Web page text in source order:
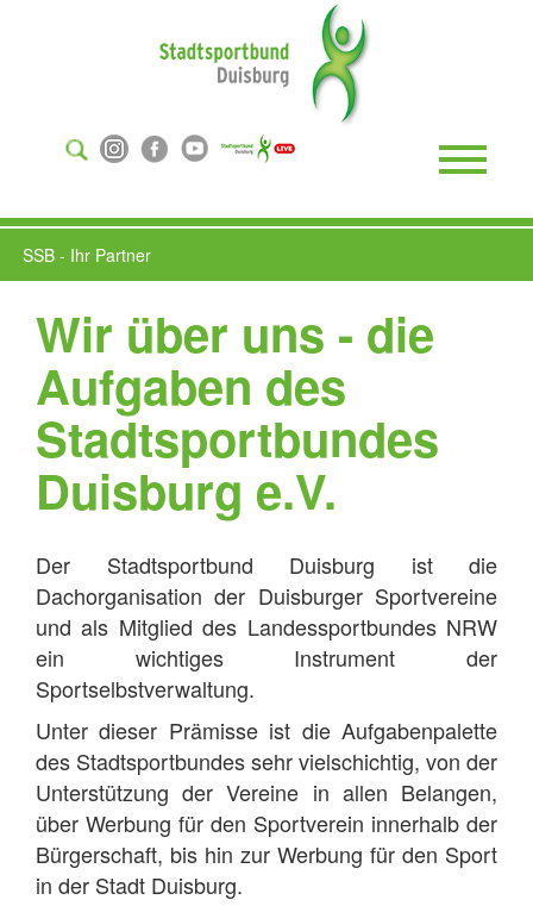
Suchen
Toggle
SSB - Ihr Partner
Wir über uns - die
Aufgaben des
Stadtsportbundes
Duisburg e.V.
Der Stadtsportbund Duisburg ist die
Dachorganisation der Duisburger Sportvereine
und als Mitglied des Landessportbundes NRW
ein wichtiges Instrument der
Sportselbstverwaltung.
Unter dieser Prämisse ist die Aufgabenpalette
des Stadtsportbundes sehr vielschichtig, von der
Unterstützung der Vereine in allen Belangen,
über Werbung für den Sportverein innerhalb der
Bürgerschaft, bis hin zur Werbung für den Sport
in der Stadt Duisburg.